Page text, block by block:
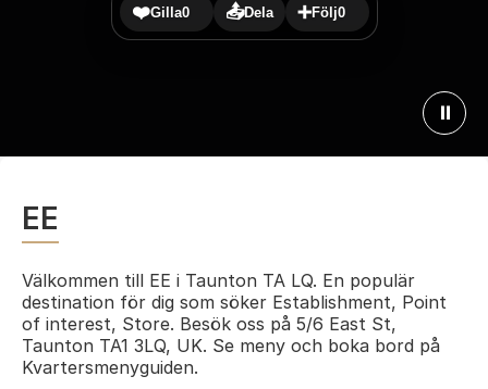
❤️Gilla0 📤Dela ➕Följ0
⏸
EE
Välkommen till EE i Taunton TA LQ. En populär
destination för dig som söker Establishment, Point
of interest, Store. Besök oss på 5/6 East St,
Taunton TA1 3LQ, UK. Se meny och boka bord på
Kvartersmenyguiden.